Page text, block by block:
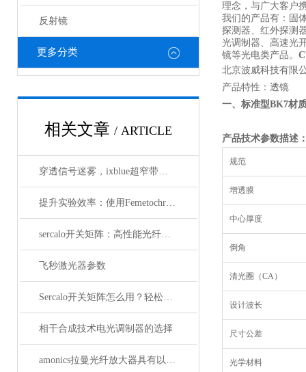
反射镜
更多分类
相关文章 / ARTICLE
穿透信号迷雾，ixblue超窄带宽滤波器如何重塑精密光学通信边界
提升实验效率：使用Femetochrome快速扫描自相关仪的优势
sercalo开关矩阵：高性能光纤连接的革新者
飞秒激光器参数
Sercalo开关矩阵怎么用？轻松实现光路智能切换
相干合成技术电光调制器的选择
amonics拉曼光纤放大器具有以下四大优点
理念，与广大客户
我们的产品有：固
探测器、红外探测
光调制器、高速光
镜等光电类产品。
北京波威科技有限
产品特性：透
一、标准型BK7材
产品技术参数描述
规范
增透膜
中心厚度
倒角
清光圈（CA）
设计波长
尺寸公差
光学材料